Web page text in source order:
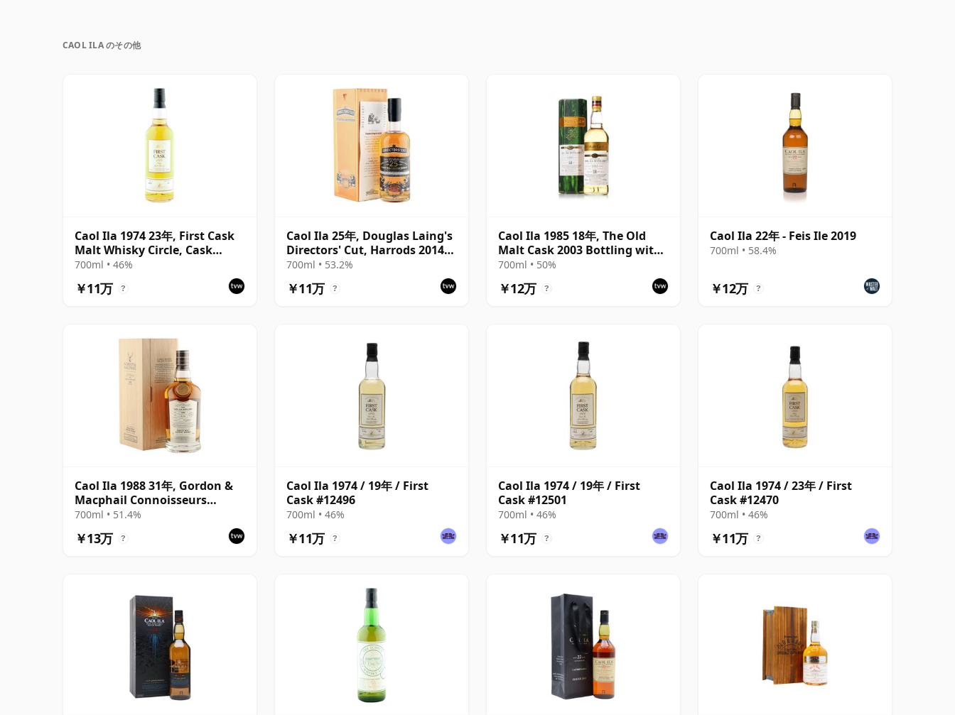
CAOL ILA のその他
Caol Ila 1974 23年, First Cask
Malt Whisky Circle, Cask
12471
700ml • 46%
￥11万 ?
Caol Ila 25年, Douglas Laing's
Directors' Cut, Harrods 2014
Bottling with Box
700ml • 53.2%
￥11万 ?
Caol Ila 1985 18年, The Old
Malt Cask 2003 Bottling with
Carton
700ml • 50%
￥12万 ?
Caol Ila 22年 - Feis Ile 2019
700ml • 58.4%
￥12万 ?
Caol Ila 1988 31年, Gordon &
Macphail Connoisseurs
Choice - Cask 225
700ml • 51.4%
￥13万 ?
Caol Ila 1974 / 19年 / First
Cask #12496
700ml • 46%
￥11万 ?
Caol Ila 1974 / 19年 / First
Cask #12501
700ml • 46%
￥11万 ?
Caol Ila 1974 / 23年 / First
Cask #12470
700ml • 46%
￥11万 ?